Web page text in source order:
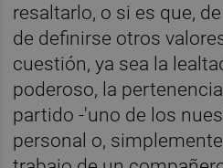
resaltarlo, o si es que,
de definirse otros
cuestión, ya sea la
poderoso, la
partido -'uno de los
personal o,